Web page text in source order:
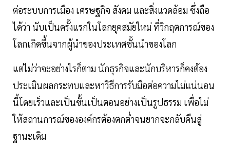
ต่อระบบการเมือง เศรษฐกิจ สังคม และสิ่งแวดล้อม ซึ่งถือ
ได้ว่า นับเป็นครั้งแรกในโลกยุคสมัยใหม่ ที่วิกฤตการณ์ของ
โลกเกิดขึ้นจากผู้นำของประเทศชั้นนำของโลก
แต่ไม่ว่าจะอย่างไรก็ตาม นักธุรกิจและนักบริหารก็คงต้อง
ประเมินผลกระทบและหาวิธีการรับมือต่อความไม่แน่นอน
นี้โดยเร็วและเป็นขั้นเป็นตอนอย่างเป็นรูปธรรม เพื่อไม่
ให้สถานการณ์ขององค์กรต้องตกต่ำจนยากจะกลับคืนสู่
ฐานะเดิม